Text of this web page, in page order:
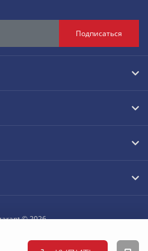
Подписаться
© 2026